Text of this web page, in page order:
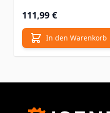
111,99 €
In den Warenkorb